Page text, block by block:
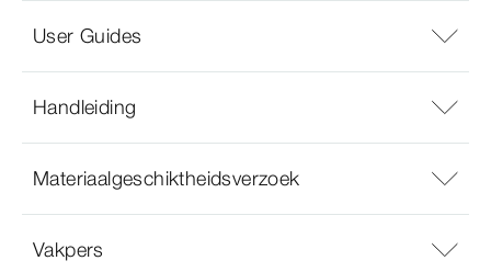
User Guides
Handleiding
Materiaalgeschiktheidsverzoek
Vakpers